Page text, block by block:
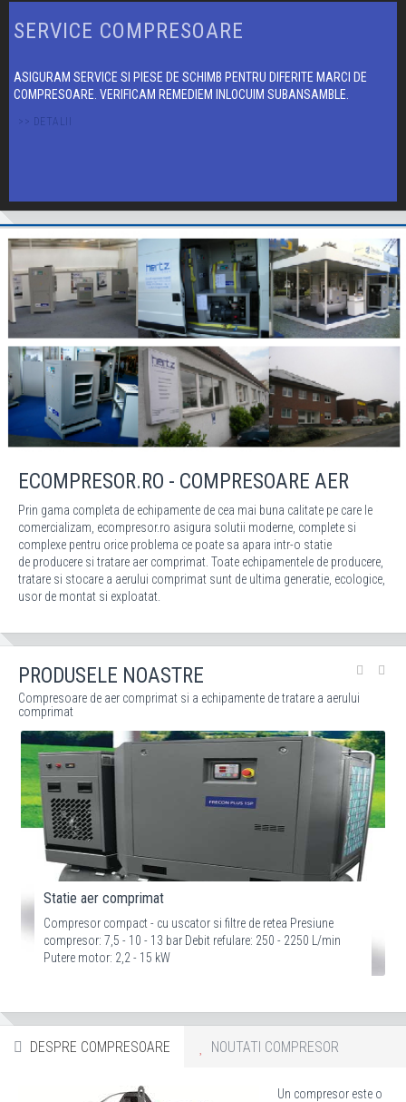
SERVICE COMPRESOARE
ASIGURAM SERVICE SI PIESE DE SCHIMB PENTRU DIFERITE MARCI DE
COMPRESOARE. VERIFICAM REMEDIEM INLOCUIM SUBANSAMBLE.
>> DETALII
ECOMPRESOR.RO - COMPRESOARE AER
Prin gama completa de echipamente de cea mai buna calitate pe care le
comercializam, ecompresor.ro asigura solutii moderne, complete si
complexe pentru orice problema ce poate sa apara intr-o statie
de producere si tratare aer comprimat. Toate echipamentele de producere,
tratare si stocare a aerului comprimat sunt de ultima generatie, ecologice,
usor de montat si exploatat.
PRODUSELE NOASTRE
Compresoare de aer comprimat si a echipamente de tratare a aerului
comprimat
Statie aer comprimat
Compresor compact - cu uscator si filtre de retea Presiune
compresor: 7,5 - 10 - 13 bar Debit refulare: 250 - 2250 L/min
Putere motor: 2,2 - 15 kW
DESPRE COMPRESOARE NOUTATI COMPRESOR
Un compresor este o